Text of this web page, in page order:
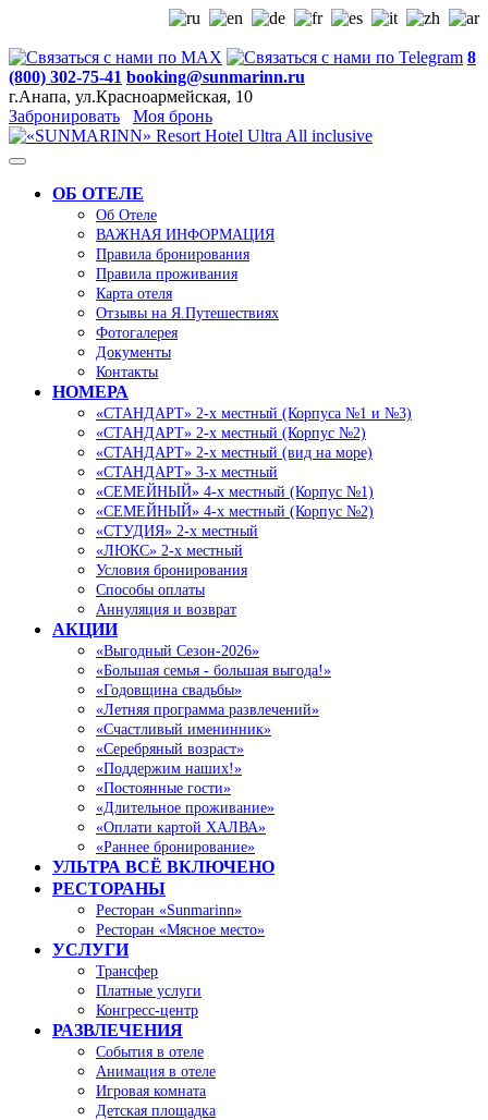
8
(800) 302-75-41 booking@sunmarinn.ru
г.Анапа, ул.Красноармейская, 10
Забронировать
Моя бронь
ОБ ОТЕЛЕ
Об Отеле
ВАЖНАЯ ИНФОРМАЦИЯ
Правила бронирования
Правила проживания
Карта отеля
Отзывы на Я.Путешествиях
Фотогалерея
Документы
Контакты
НОМЕРА
«СТАНДАРТ» 2-х местный (Корпуса №1 и №3)
«СТАНДАРТ» 2-х местный (Корпус №2)
«СТАНДАРТ» 2-х местный (вид на море)
«СТАНДАРТ» 3-х местный
«СЕМЕЙНЫЙ» 4-х местный (Корпус №1)
«СЕМЕЙНЫЙ» 4-х местный (Корпус №2)
«СТУДИЯ» 2-х местный
«ЛЮКС» 2-х местный
Условия бронирования
Способы оплаты
Аннуляция и возврат
АКЦИИ
«Выгодный Сезон-2026»
«Большая семья - большая выгода!»
«Годовщина свадьбы»
«Летняя программа развлечений»
«Счастливый именинник»
«Серебряный возраст»
«Поддержим наших!»
«Постоянные гости»
«Длительное проживание»
«Оплати картой ХАЛВА»
«Раннее бронирование»
УЛЬТРА ВСЁ ВКЛЮЧЕНО
РЕСТОРАНЫ
Ресторан «Sunmarinn»
Ресторан «Мясное место»
УСЛУГИ
Трансфер
Платные услуги
Конгресс-центр
РАЗВЛЕЧЕНИЯ
События в отеле
Анимация в отеле
Игровая комната
Детская площадка